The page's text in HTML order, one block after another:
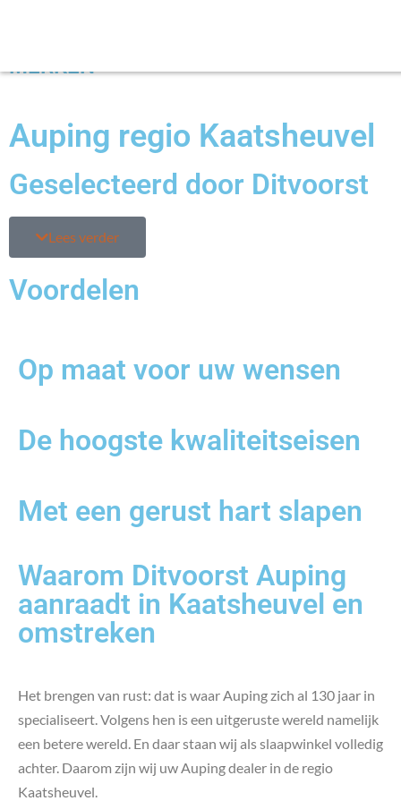
MERKEN
Auping regio Kaatsheuvel
Geselecteerd door Ditvoorst
Lees verder
Voordelen
Op maat voor uw wensen
De hoogste kwaliteitseisen
Met een gerust hart slapen
Waarom Ditvoorst Auping
aanraadt in Kaatsheuvel en
omstreken
Het brengen van rust: dat is waar Auping zich al 130 jaar in
specialiseert. Volgens hen is een uitgeruste wereld namelijk
een betere wereld. En daar staan wij als slaapwinkel volledig
achter. Daarom zijn wij uw Auping dealer in de regio
Kaatsheuvel.